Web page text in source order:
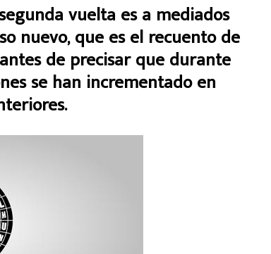
vuelta es a mediados
nuevo, que es el recuento de
de precisar que durante
se han incrementado en